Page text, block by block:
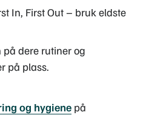
In, First Out – bruk eldste
dere rutiner og
på plass.
og hygiene på